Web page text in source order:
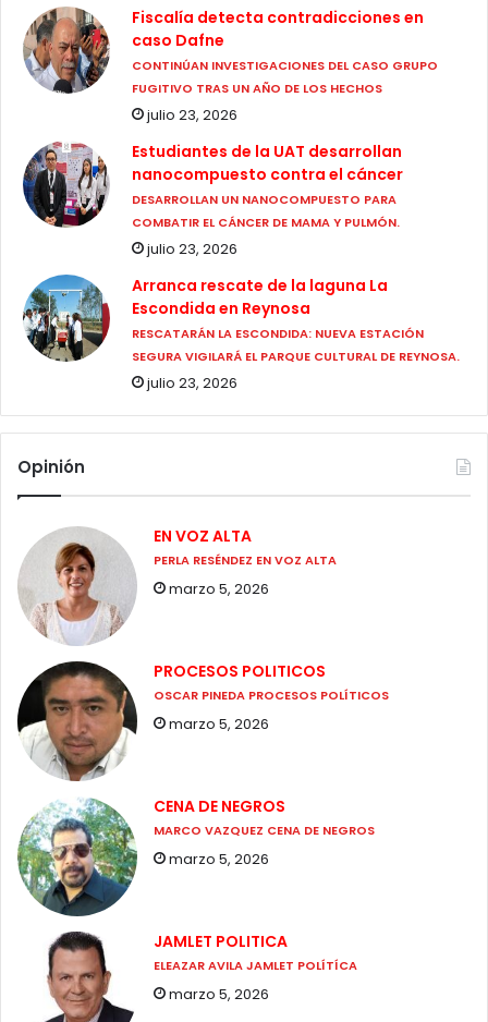
Fiscalía detecta contradicciones en
caso Dafne
CONTINÚAN INVESTIGACIONES DEL CASO GRUPO
FUGITIVO TRAS UN AÑO DE LOS HECHOS
julio 23, 2026
Estudiantes de la UAT desarrollan
nanocompuesto contra el cáncer
DESARROLLAN UN NANOCOMPUESTO PARA
COMBATIR EL CÁNCER DE MAMA Y PULMÓN.
julio 23, 2026
Arranca rescate de la laguna La
Escondida en Reynosa
RESCATARÁN LA ESCONDIDA: NUEVA ESTACIÓN
SEGURA VIGILARÁ EL PARQUE CULTURAL DE REYNOSA.
julio 23, 2026
Opinión
EN VOZ ALTA
PERLA RESÉNDEZ EN VOZ ALTA
marzo 5, 2026
PROCESOS POLITICOS
OSCAR PINEDA PROCESOS POLÍTICOS
marzo 5, 2026
CENA DE NEGROS
MARCO VAZQUEZ CENA DE NEGROS
marzo 5, 2026
JAMLET POLITICA
ELEAZAR AVILA JAMLET POLÍTÍCA
marzo 5, 2026